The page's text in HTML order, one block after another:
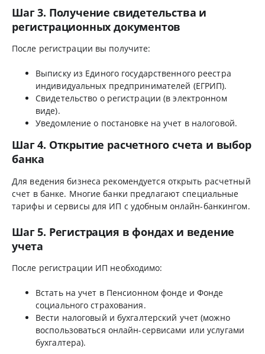
Шаг 3. Получение свидетельства и
регистрационных документов
После регистрации вы получите:
Выписку из Единого государственного реестра
индивидуальных предпринимателей (ЕГРИП).
Свидетельство о регистрации (в электронном
виде).
Уведомление о постановке на учет в налоговой.
Шаг 4. Открытие расчетного счета и выбор
банка
Для ведения бизнеса рекомендуется открыть расчетный
счет в банке. Многие банки предлагают специальные
тарифы и сервисы для ИП с удобным онлайн-банкингом.
Шаг 5. Регистрация в фондах и ведение
учета
После регистрации ИП необходимо:
Встать на учет в Пенсионном фонде и Фонде
социального страхования.
Вести налоговый и бухгалтерский учет (можно
воспользоваться онлайн-сервисами или услугами
бухгалтера).